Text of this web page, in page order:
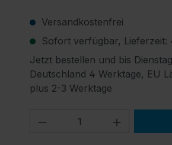
Versandkostenfrei
Sofort verfügbar, Lieferzeit:
Jetzt bestellen und bis
Deutschland 4 Werktage, EU
plus 2-3 Werktage
Produkt Anzahl: